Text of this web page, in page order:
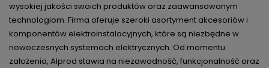
wysokiej jakości swoich produktów oraz zaawansowanym
technologiom. Firma oferuje szeroki asortyment akcesoriów i
komponentów elektroinstalacyjnych, które są niezbędne w
nowoczesnych systemach elektrycznych. Od momentu
założenia, Alprod stawia na niezawodność, funkcjonalność oraz